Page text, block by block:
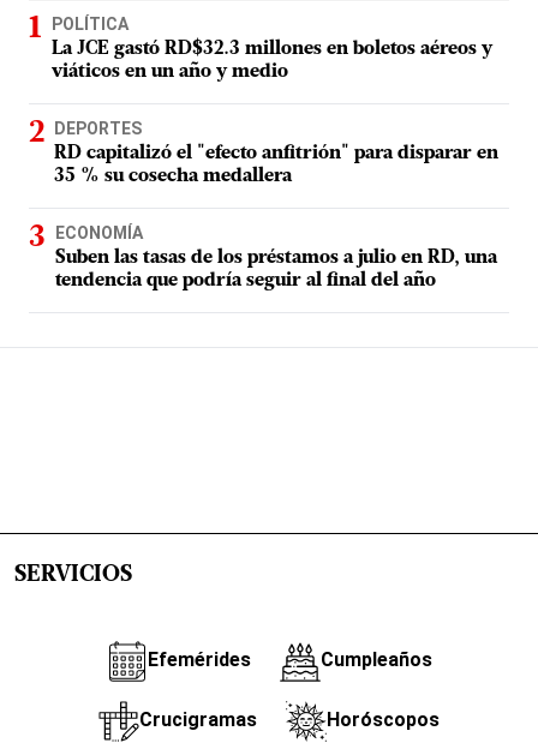
POLÍTICA
La JCE gastó RD$32.3 millones en boletos aéreos y
viáticos en un año y medio
DEPORTES
RD capitalizó el "efecto anfitrión" para disparar en
35 % su cosecha medallera
ECONOMÍA
Suben las tasas de los préstamos a julio en RD, una
tendencia que podría seguir al final del año
SERVICIOS
Efemérides Cumpleaños
Crucigramas Horóscopos